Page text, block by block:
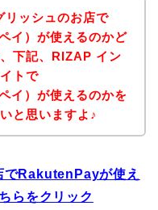
リッシュのお店で
イ）が使えるのかど
下記、RIZAP イン
トで
イ）が使えるのかを
と思いますよ♪
でRakutenPayが使え
らをクリック